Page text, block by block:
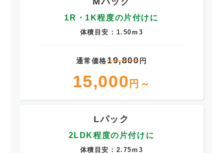
1R・1K程度の片付けに
体積目安：1.50m3
通常価格19,800円
15,000 円～
Lパック
2LDK程度の片付けに
体積目安：2.75m3